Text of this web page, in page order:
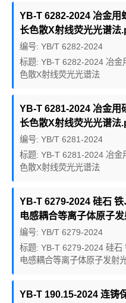
YB-T 6282-2024 冶金用
长色散X射线荧光光谱法
编号: YB/T 6282-2024
标题: YB-T 6282-2024 冶金
色散X射线荧光光谱法
YB-T 6281-2024 冶金用
长色散X射线荧光光谱法
编号: YB/T 6281-2024
标题: YB-T 6281-2024 冶金
色散X射线荧光光谱法
YB-T 6279-2024 硅石
电感耦合等离子体原子
编号: YB/T 6279-2024
标题: YB-T 6279-2024 硅石
电感耦合等离子体原子发射
YB-T 190.15-2024 连铸